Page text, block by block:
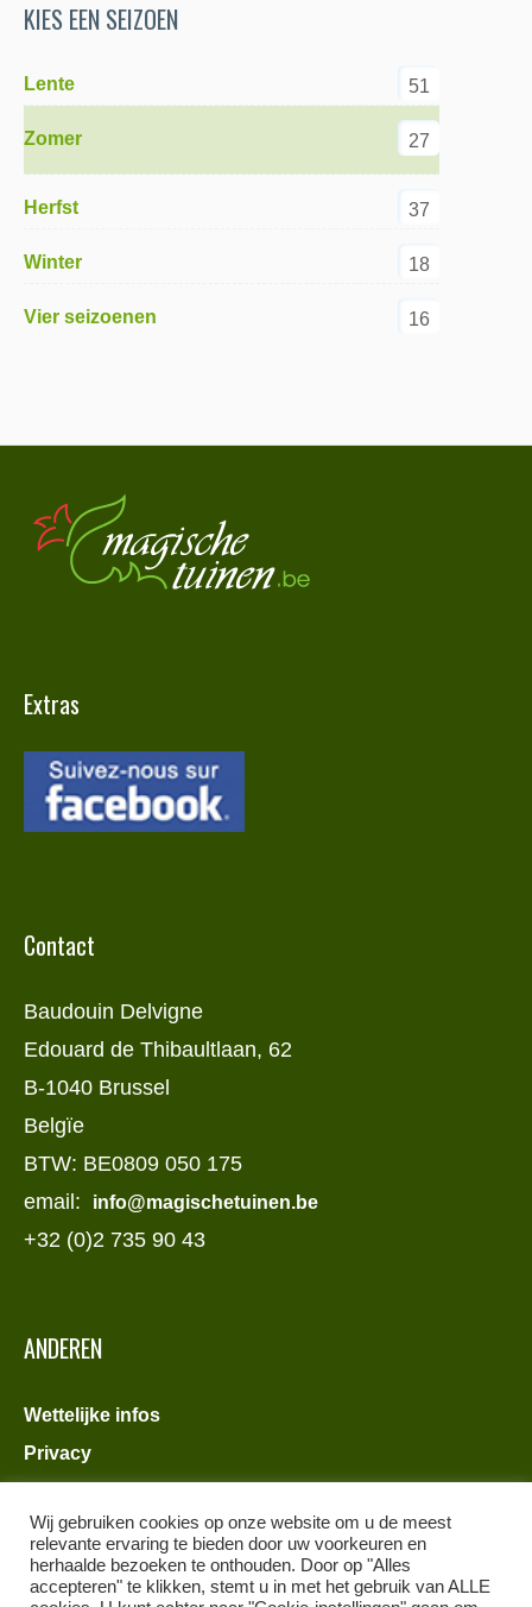
KIES EEN SEIZOEN
Lente 51
Zomer 27
Herfst 37
Winter 18
Vier seizoenen 16
Extras
Contact
Baudouin Delvigne
Edouard de Thibaultlaan, 62
B-1040 Brussel
Belgïe
BTW: BE0809 050 175
email:
info@magischetuinen.be
+32 (0)2 735 90 43
ANDEREN
Wettelijke infos
Privacy
Wij gebruiken cookies op onze website om u de meest
relevante ervaring te bieden door uw voorkeuren en
herhaalde bezoeken te onthouden. Door op "Alles
accepteren" te klikken, stemt u in met het gebruik van ALLE